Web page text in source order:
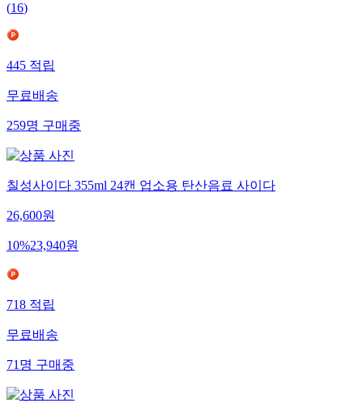
(16)
445 적립
무료배송
259명 구매중
칠성사이다 355ml 24캔 업소용 탄산음료 사이다
26,600원
10%23,940원
718 적립
무료배송
71 명 구매중